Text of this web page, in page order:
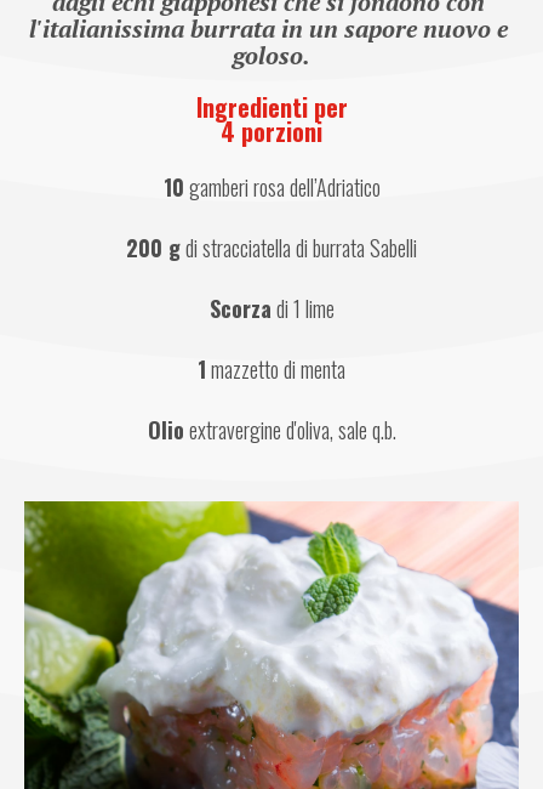
l'italianissima burrata in un sapore nuovo e
goloso.
Ingredienti per
4 porzioni
10 gamberi rosa dell’Adriatico
200 g di stracciatella di burrata Sabelli
Scorza di 1 lime
1 mazzetto di menta
Olio extravergine d'oliva, sale q.b.